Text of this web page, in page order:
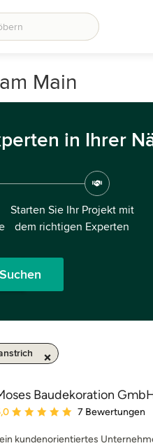
Main
in Ihrer
Starten Sie Ihr Projekt mit
dem richtigen Experten
Suchen
Baudekoration
Bewertung: 5 von
7 Bewertungen
kundenorientiertes